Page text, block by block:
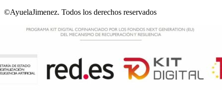
©AyuelaJimenez. Todos los derechos reservados